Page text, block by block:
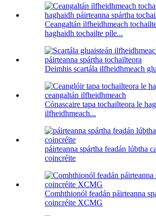
Ceangaltán ilfheidhmeach
haghaidh tochailte píle...
Deimhis scartála ilfheidhmeach
Cónascaire tapa tochailteora le
ilfheidhmeach...
páirteanna spártha feadán lúbtha
coincréite
Comhthionól feadán páirteanna
coincréite XCMG